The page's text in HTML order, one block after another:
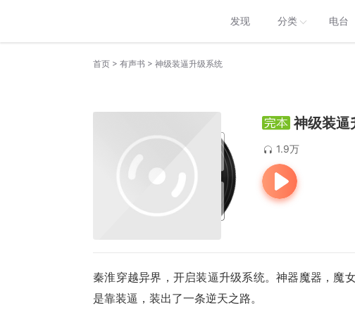
发现 分类 电台
首页 > 有声书 > 神级装逼升级系统
神级装逼
1.9万
秦淮穿越异界，开启装逼升级系统。神器魔器，魔
是靠装逼，装出了一条逆天之路。